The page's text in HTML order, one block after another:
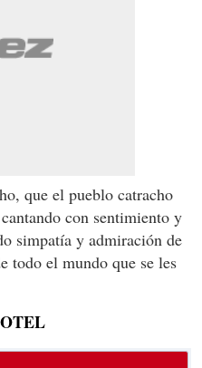
que el pueblo catracho
con sentimiento y
simpatía y admiración de
todo el mundo que se les